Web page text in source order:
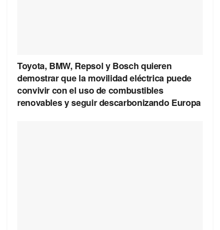
Toyota, BMW, Repsol y Bosch quieren
demostrar que la movilidad eléctrica puede
convivir con el uso de combustibles
renovables y seguir descarbonizando Europa